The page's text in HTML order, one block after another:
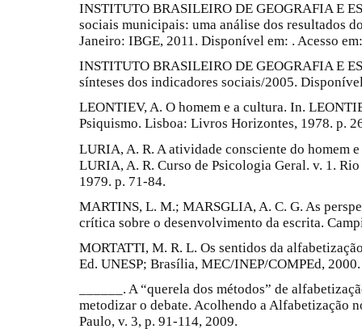
INSTITUTO BRASILEIRO DE GEOGRAFIA E
sociais municipais: uma análise dos resultados
Janeiro: IBGE, 2011. Disponível em: . Acesso
INSTITUTO BRASILEIRO DE GEOGRAFIA E
sínteses dos indicadores sociais/2005.
LEONTIEV, A. O homem e a cultura. In.
Psiquismo. Lisboa: Livros Horizontes, 1978. p.
LURIA, A. R. A atividade consciente do homem
LURIA, A. R. Curso de Psicologia Geral. v. 1.
1979. p. 71-84.
MARTINS, L. M.; MARSGLIA, A. C. G. As
crítica sobre o desenvolvimento da escrita.
MORTATTI, M. R. L. Os sentidos da
Ed. UNESP; Brasília, MEC/INEP/COMPEd, 2000.
______. A “querela dos métodos” de
metodizar o debate. Acolhendo a Alfabetização
Paulo, v. 3, p. 91-114, 2009.